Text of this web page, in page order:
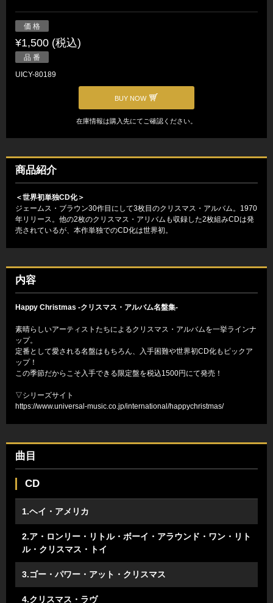
価 格
¥1,500 (税込)
品 番
UICY-80189
BUY NOW
在庫情報は購入先にてご確認ください。
商品紹介
＜世界初単独CD化＞
ジェームス・ブラウン30作目にして3枚目のクリスマス・アルバム。1970
年リリース。他の2枚のクリスマス・アリバムも収録した2枚組みCDは発
売されているが、本作単独でのCD化は世界初。
内容
Happy Christmas -クリスマス・アルバム名盤集-
素晴らしいアーティストたちによるクリスマス・アルバムを一挙ラインナ
ップ。
定番として愛される名盤はもちろん、入手困難や世界初CD化もピックア
ップ！
この季節だからこそ入手できる限定盤を税込1500円にて発売！
▽シリーズサイト
https://www.universal-music.co.jp/international/happychristmas/
曲目
CD
1.ヘイ・アメリカ
2.ア・ロンリー・リトル・ボーイ・アラウンド・ワン・リト
ル・クリスマス・トイ
3.ゴー・パワー・アット・クリスマス
4.クリスマス・ラヴ